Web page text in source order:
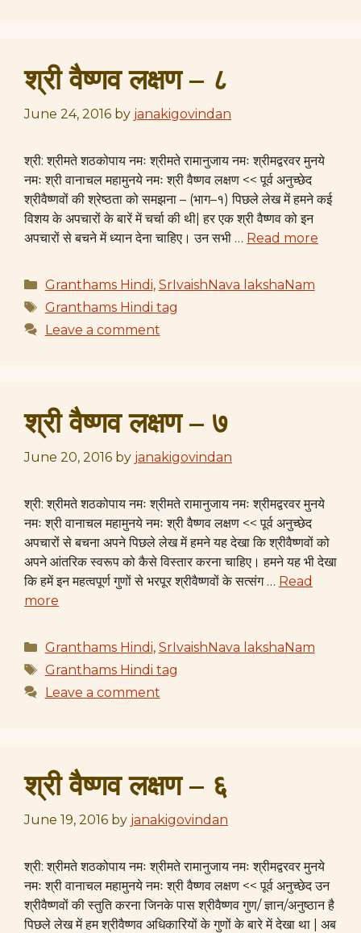
श्री वैष्णव लक्षण – ८
June 24, 2016 by janakigovindan
श्री: श्रीमते शठकोपाय नमः श्रीमते रामानुजाय नमः श्रीमद्वरवर मुनये
नमः श्री वानाचल महामुनये नमः श्री वैष्णव लक्षण << पूर्व अनुच्छेद
श्रीवैष्णवों की श्रेष्ठता को समझना – (भाग–१) पिछले लेख में हमने कई
विशय के अपचारों के बारें में चर्चा की थी| हर एक श्री वैष्णव को इन
अपचारों से बचने में ध्यान देना चाहिए। उन सभी … Read more
Categories
Granthams Hindi, SrIvaishNava lakshaNam
Tags
Granthams Hindi tag
Leave a comment
श्री वैष्णव लक्षण – ७
June 20, 2016 by janakigovindan
श्री: श्रीमते शठकोपाय नमः श्रीमते रामानुजाय नमः श्रीमद्वरवर मुनये
नमः श्री वानाचल महामुनये नमः श्री वैष्णव लक्षण << पूर्व अनुच्छेद
अपचारों से बचना अपने पिछले लेख में हमने यह देखा कि श्रीवैष्णवों को
अपने आंतरिक स्वरूप को कैसे विस्तार करना चाहिए। हमने यह भी देखा
कि हमें इन महत्वपूर्ण गुणों से भरपूर श्रीवैष्णवों के सत्संग … Read
more
Categories
Granthams Hindi, SrIvaishNava lakshaNam
Tags
Granthams Hindi tag
Leave a comment
श्री वैष्णव लक्षण – ६
June 19, 2016 by janakigovindan
श्री: श्रीमते शठकोपाय नमः श्रीमते रामानुजाय नमः श्रीमद्वरवर मुनये
नमः श्री वानाचल महामुनये नमः श्री वैष्णव लक्षण << पूर्व अनुच्छेद उन
श्रीवैष्णवों की स्तुति करना जिनके पास श्रीवैष्णव गुण/ ज्ञान/अनुष्ठान है
पिछले लेख में हम श्रीवैष्णव अधिकारियों के गुणों के बारे में देखा था | अब